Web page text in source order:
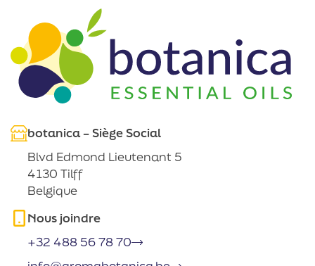
botanica – Siège Social
Blvd Edmond Lieutenant 5
4130 Tilff
Belgique
Nous joindre
+32 488 56 78 70